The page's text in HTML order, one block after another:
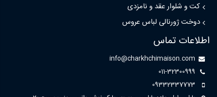
کت و شلوار عقد و نامزدی
دوخت ژورنالی لباس عروس
اطلاعات تماس
info@charkhchimaison.com
011-32300999
09332337773